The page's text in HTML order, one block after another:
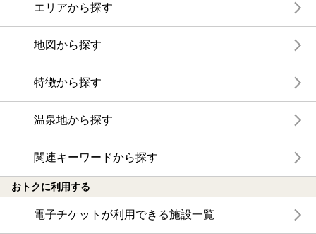
エリアから探す
地図から探す
特徴から探す
温泉地から探す
関連キーワードから探す
おトクに利用する
電子チケットが利用できる施設一覧